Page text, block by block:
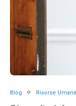
Blog Risorse Umane